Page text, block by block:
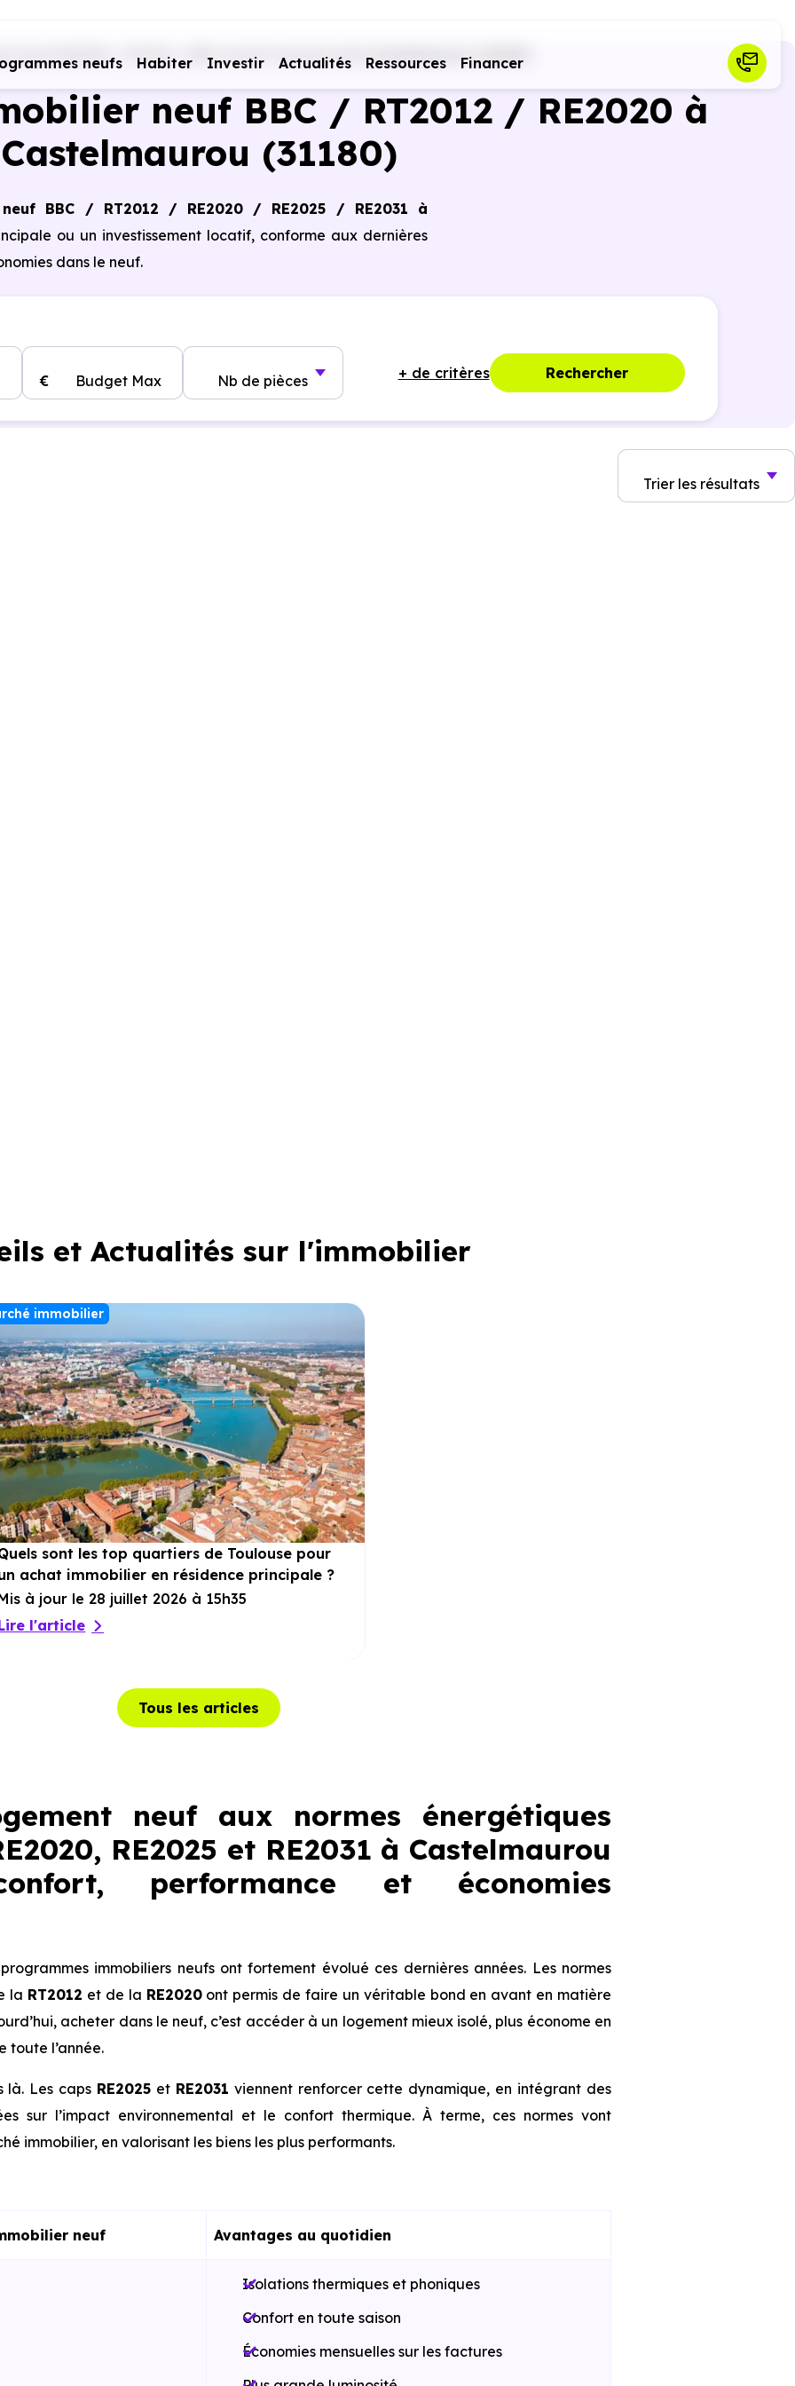
neufs Habiter Investir Actualités Ressources Financer
neufs RE2020 - RT2012 - BBC Haute-Garonne (31) Castelmaurou (31180)
neuf BBC / RT2012 / RE2020 à
Castelmaurou (31180)
BBC / RT2012 / RE2020 / RE2025 / RE2031 à
ou un investissement locatif, conforme aux dernières
dans le neuf.
Budget Max
€ Nb de pièces + de critères Rechercher
Trier les résultats
et Actualités sur l'immobilier
immobilier
sont les top quartiers de Toulouse pour
achat immobilier en résidence principale ?
à jour le 28 juillet 2026 à 15h35
l'article
Tous les articles
neuf aux normes énergétiques
RE2025 et RE2031 à Castelmaurou
performance et économies
immobiliers neufs ont fortement évolué ces dernières années. Les normes
la RT2012 et de la RE2020ont permis de faire un véritable bond en avant en matière
acheter dans le neuf, c’est accéder à un logement mieux isolé, plus économe en
toute l’année.
là. Les caps RE2025 et RE2031 viennent renforcer cette dynamique, en intégrant des
sur l’impact environnemental et le confort thermique. À terme, ces normes vont
immobilier, en valorisant les biens les plus performants.
neuf Avantages au quotidien
Isolations thermiques et phoniques
Confort en toute saison
Économies mensuelles sur les factures